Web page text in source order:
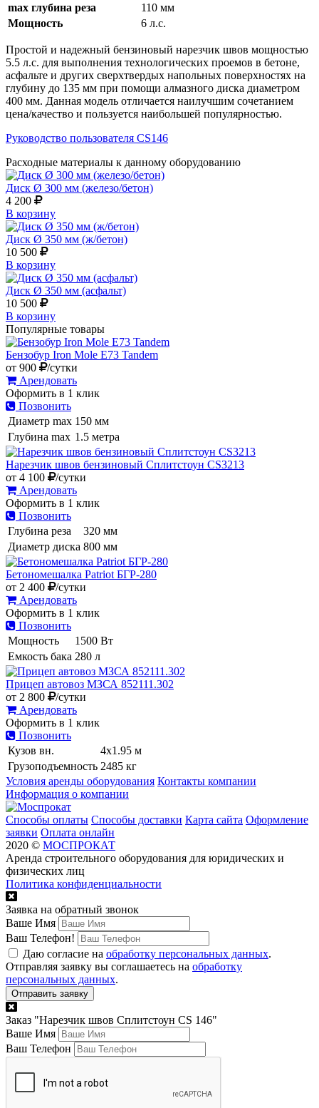
max глубина реза
110 мм
Мощность
6 л.с.
Простой и надежный бензиновый нарезчик швов мощностью
5.5 л.с. для выполнения технологических проемов в бетоне,
асфальте и других сверхтвердых напольных поверхностях на
глубину до 135 мм при помощи алмазного диска диаметром
400 мм. Данная модель отличается наилучшим сочетанием
цена/качество и пользуется наибольшей популярностью.
Руководство пользователя CS146
Расходные материалы к данному оборудованию
Диск Ø 300 мм (железо/бетон)
4 200
В корзину
Диск Ø 350 мм (ж/бетон)
10 500
В корзину
Диск Ø 350 мм (асфальт)
10 500
В корзину
Популярные товары
Бензобур Iron Mole E73 Tandem
от 900
/сутки
Арендовать
Оформить в 1 клик
Позвонить
Диаметр max 150 мм
Глубина max 1.5 метра
Нарезчик швов бензиновый Сплитстоун CS3213
от 4 100
/сутки
Арендовать
Оформить в 1 клик
Позвонить
Глубина реза
320 мм
Диаметр диска 800 мм
Бетономешалка Patriot БГР-280
от 2 400
/сутки
Арендовать
Оформить в 1 клик
Позвонить
Мощность
1500 Вт
Емкость бака 280 л
Прицеп автовоз МЗСА 852111.302
от 2 800
/сутки
Арендовать
Оформить в 1 клик
Позвонить
Кузов вн.
4х1.95 м
Грузоподъемность 2485 кг
Условия аренды оборудования Контакты компании
Информация о компании
Способы оплаты Способы доставки Карта сайта Оформление
заявки Оплата онлайн
2020 © МОСПРОКАТ
Аренда строительного оборудования для юридических и
физических лиц
Политика конфиденциальности
Заявка на обратный звонок
Ваше Имя
Ваш Телефон!
Даю согласие на обработку персональных данных.
Отправляя заявку вы соглашаетесь на обработку
персональных данных.
Заказ "Нарезчик швов Сплитстоун CS 146"
Ваше Имя
Ваш Телефон